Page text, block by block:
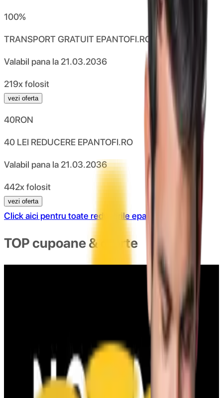
100%
TRANSPORT GRATUIT EPANTOFI.RO
Valabil pana la 21.03.2036
219x folosit
vezi oferta
40RON
40 LEI REDUCERE EPANTOFI.RO
Valabil pana la 21.03.2036
442x folosit
vezi oferta
Click aici pentru toate reducerile epantofi
TOP cupoane & oferte
COD REDUCERE 3% AUTOMOBILUS.RO
COD REDUCERE 5% AUTOMOBILUS.RO
97x folosit
afiseaza codul
BAUTO5
Cod reducere 10% Carturesti - CARTE ROMANEASCA